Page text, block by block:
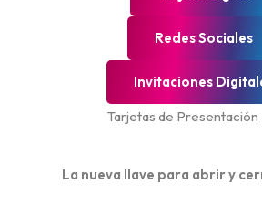
Redes Sociales
Invitaciones
Tarjetas de Presentación
La nueva llave para abrir y